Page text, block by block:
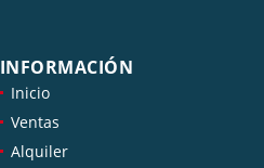
INFORMACIÓN
Inicio
Ventas
Alquiler